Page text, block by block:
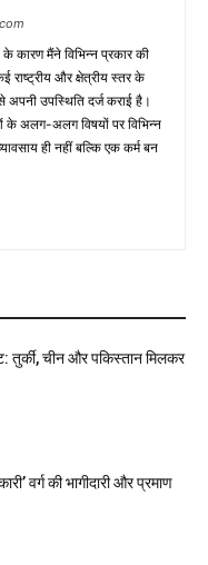
कारण मैंने विभिन्न प्रकार की
और क्षेत्रीय स्तर के
उपस्थिति दर्ज कराई है।
के अलग-अलग विषयों पर विभिन्न
ही नहीं बल्कि एक कर्म बन
तुर्की, चीन और पकिस्तान मिलकर
वर्ग की भागीदारी और प्रमाण